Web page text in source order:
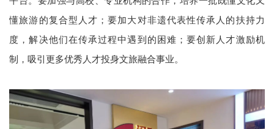
懂旅游的复合型人才；要加大对非遗代表性传承人的扶持力
度，解决他们在传承过程中遇到的困难；要创新人才激励机
制，吸引更多优秀人才投身文旅融合事业。